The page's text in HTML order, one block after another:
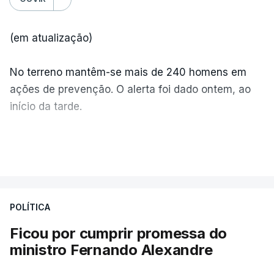
(em atualização)
No terreno mantêm-se mais de 240 homens em
ações de prevenção. O alerta foi dado ontem, ao
início da tarde.
POLÍTICA
Ficou por cumprir promessa do
ministro Fernando Alexandre